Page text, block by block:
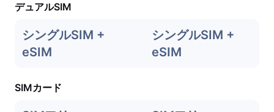
デュアルSIM
シングルSIM +
eSIM
シングルSIM +
eSIM
SIMカード